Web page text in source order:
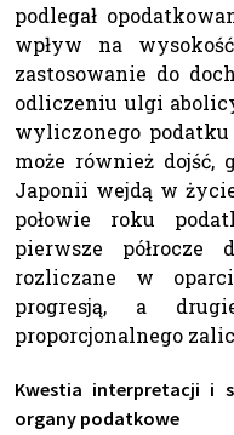
podlegał
wpływ na
zastosowanie do
odliczeniu ulgi
wyliczonego
może również dojść,
Japonii wejdą w
połowie roku
pierwsze półrocze
rozliczane w
progresją, a
proporcjonalnego
Kwestia interpretacji i
organy podatkowe